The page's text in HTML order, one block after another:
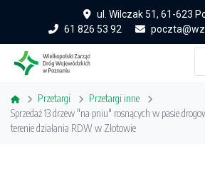
ul. Wilczak 51, 61-623
61 826 53 92
Przetargi
Przetargi inne
Sprzedaż 13 drzew "na pniu" rosnących w pasie
terenie działania RDW w Złotowie